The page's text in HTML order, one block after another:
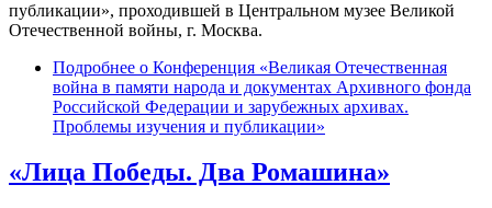
публикации», проходившей в Центральном музее Великой
Отечественной войны, г. Москва.
Подробнее о Конференция «Великая Отечественная
война в памяти народа и документах Архивного фонда
Российской Федерации и зарубежных архивах.
Проблемы изучения и публикации»
«Лица Победы. Два Ромашина»